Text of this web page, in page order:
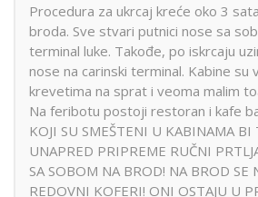
Procedura za ukrcaj kreće oko 3
broda. Sve stvari putnici nose sa
terminal luke. Takođe, po iskrcaju
nose na carinski terminal. Kabine su
krevetima na sprat i veoma malim
Na feribotu postoji restoran i kafe
KOJI SU SMEŠTENI U KABINAMA BI
UNAPRED PRIPREME RUČNI
SA SOBOM NA BROD! NA BROD SE
REDOVNI KOFERI! ONI OSTAJU U